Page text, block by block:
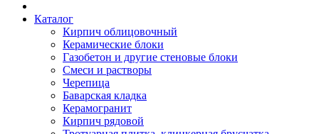
Каталог
Кирпич облицовочный
Керамические блоки
Газобетон и другие стеновые блоки
Смеси и растворы
Черепица
Баварская кладка
Керамогранит
Кирпич рядовой